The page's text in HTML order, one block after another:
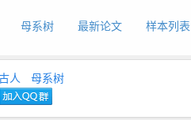
母系树 最新论文 样本列表
人
母系树